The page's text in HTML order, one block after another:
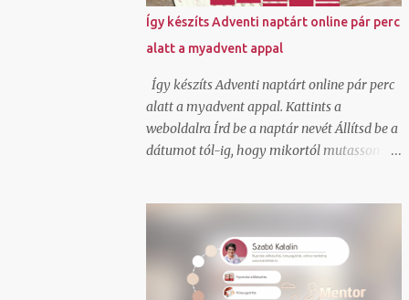
nyomtatnom, mert a futár magával hozza
az elkészített cimkét. Ez tetszett!
Természetesen van egy mygls felületem is,
ahol szerződött partnerként tudok
csomagokat feladni és itt vannak feláras
lehetőségek is hogy A-ból B-be felvegyék a
csomagot és átszállítsák és ehhez ők viszik
Tudom, hogy van olyan lehetőség is normál
legenerálom, és pdf-ben átküldöm arra a
címre, ahonnan kérem elhozatni hozzám a
Így készíts Adventi naptárt online pár perc
alatt a myadvent appal
Így készíts Adventi naptárt online pár perc
alatt a myadvent appal. Kattints a
weboldalra Írd be a naptár nevét Állítsd be a
dátumot tól-ig, hogy mikortól mutasson
meglepetést szánod. Ha szeretnél saját
háttérképet állíthatsz be és saját színvilágot
ahogy én is tettem. Igen a kész online
adventi naptár be is ágyazható blogba,